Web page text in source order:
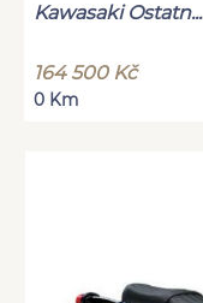
Kawasaki Ostatn...
164 500 Kč
0 Km